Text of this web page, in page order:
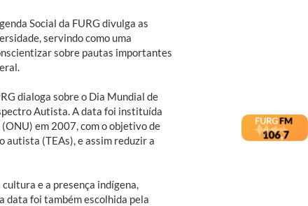
Social da FURG divulga as
servindo como uma
sobre pautas importantes
dialoga sobre o Dia Mundial de
Autista. A data foi instituída
em 2007, com o objetivo de
autista (TEAs), e assim reduzir a
e a presença indígena,
data foi também escolhida pela